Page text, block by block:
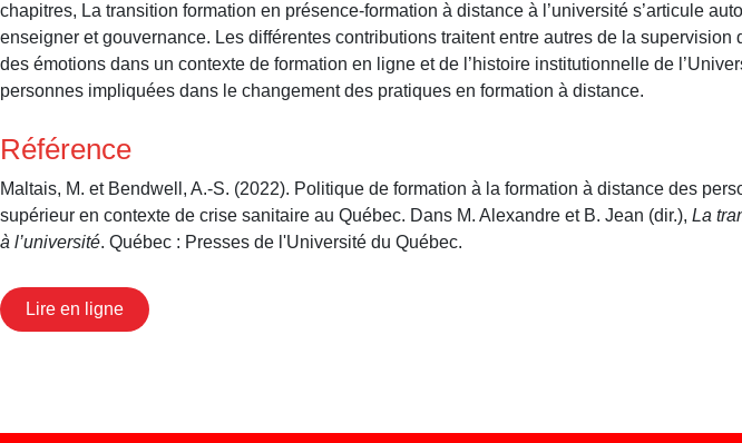
chapitres, La transition formation en présence-formation à distance à l’université s’articule
enseigner et gouvernance. Les différentes contributions traitent entre autres de la
des émotions dans un contexte de formation en ligne et de l’histoire institutionnelle de
personnes impliquées dans le changement des pratiques en formation à distance.
Référence
Maltais, M. et Bendwell, A.-S. (2022). Politique de formation à la formation à distance des
supérieur en contexte de crise sanitaire au Québec. Dans M. Alexandre et B. Jean (dir.), La
à l’université. Québec : Presses de l'Université du Québec.
Lire en ligne